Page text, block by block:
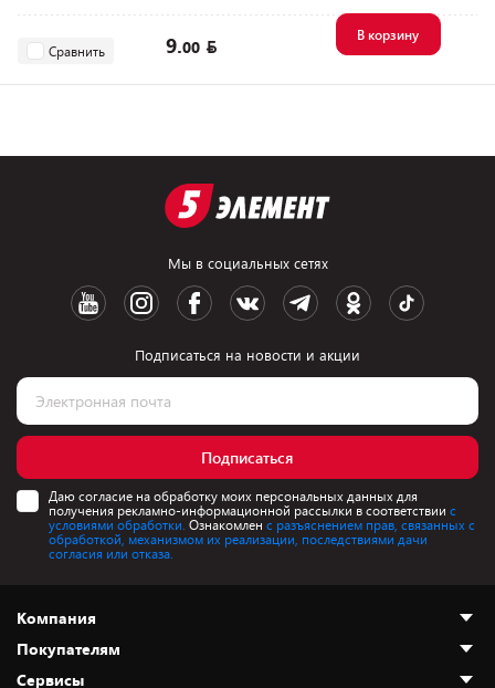
Сравнить 9.00
В корзину
Мы в социальных сетях
Подписаться на новости и акции
Подписаться
Даю согласие на обработку моих персональных данных для
получения рекламно-информационной рассылки в соответствии с
условиями обработки. Ознакомлен с разъяснением прав, связанных с
обработкой, механизмом их реализации, последствиями дачи
согласия или отказа.
Компания
О нас
Покупателям
Сервисы